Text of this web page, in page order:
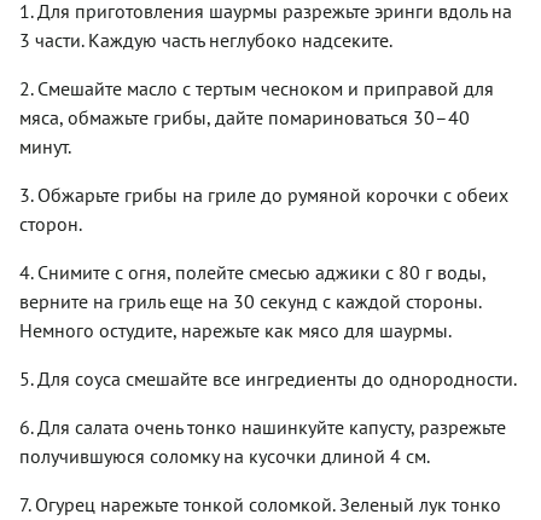
1. Для приготовления шаурмы разрежьте эринги вдоль на
3 части. Каждую часть неглубоко надсеките.
2. Смешайте масло с тертым чесноком и приправой для
мяса, обмажьте грибы, дайте помариноваться 30–40
минут.
3. Обжарьте грибы на гриле до румяной корочки с обеих
сторон.
4. Снимите с огня, полейте смесью аджики с 80 г воды,
верните на гриль еще на 30 секунд с каждой стороны.
Немного остудите, нарежьте как мясо для шаурмы.
5. Для соуса смешайте все ингредиенты до однородности.
6. Для салата очень тонко нашинкуйте капусту, разрежьте
получившуюся соломку на кусочки длиной 4 см.
7. Огурец нарежьте тонкой соломкой. Зеленый лук тонко